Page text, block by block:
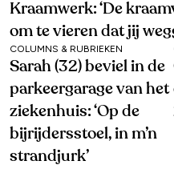
Kraamwerk: ‘De
om te vieren dat jij
COLUMNS & RUBRIEKEN
Sarah (32) beviel in de
parkeergarage van het
ziekenhuis: ‘Op de
bijrijdersstoel, in m’n
strandjurk’